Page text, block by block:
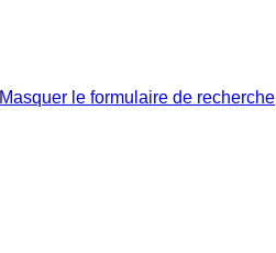
Masquer le formulaire de recherche